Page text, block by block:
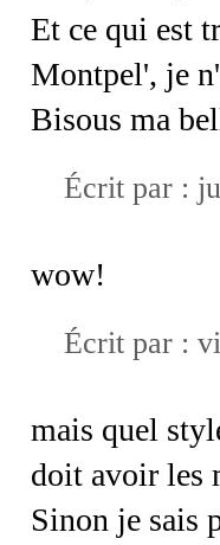
Et ce qui est
Montpel', je
Bisous ma
Écrit par :
wow!
Écrit par :
mais quel
doit avoir les
Sinon je sais